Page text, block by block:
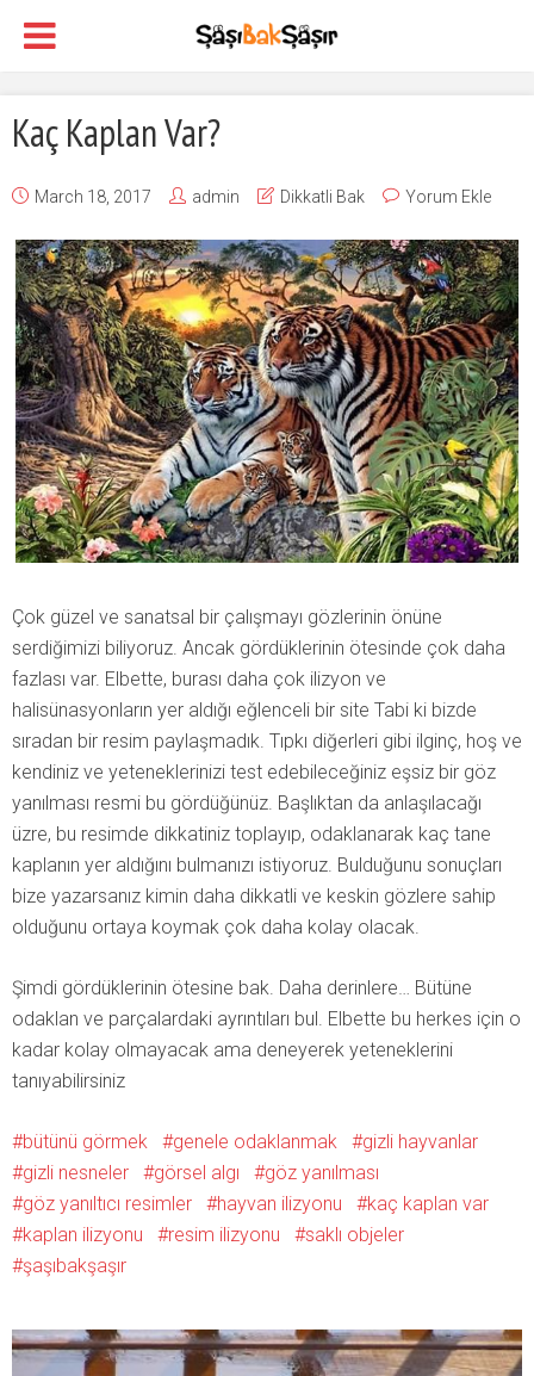
Kaç Kaplan Var?
March 18, 2017 admin Dikkatli Bak Yorum Ekle
Çok güzel ve sanatsal bir çalışmayı gözlerinin önüne
serdiğimizi biliyoruz. Ancak gördüklerinin ötesinde çok daha
fazlası var. Elbette, burası daha çok ilizyon ve
halisünasyonların yer aldığı eğlenceli bir site Tabi ki bizde
sıradan bir resim paylaşmadık. Tıpkı diğerleri gibi ilginç, hoş ve
kendiniz ve yeteneklerinizi test edebileceğiniz eşsiz bir göz
yanılması resmi bu gördüğünüz. Başlıktan da anlaşılacağı
üzre, bu resimde dikkatiniz toplayıp, odaklanarak kaç tane
kaplanın yer aldığını bulmanızı istiyoruz. Bulduğunu sonuçları
bize yazarsanız kimin daha dikkatli ve keskin gözlere sahip
olduğunu ortaya koymak çok daha kolay olacak.
Şimdi gördüklerinin ötesine bak. Daha derinlere… Bütüne
odaklan ve parçalardaki ayrıntıları bul. Elbette bu herkes için o
kadar kolay olmayacak ama deneyerek yeteneklerini
tanıyabilirsiniz
bütünü görmek genele odaklanmak
gizli hayvanlar
gizli nesneler
görsel algı
göz yanılması
göz yanıltıcı resimler
hayvan ilizyonu
kaç kaplan var
kaplan ilizyonu
resim ilizyonu
saklı objeler
şaşıbakşaşır